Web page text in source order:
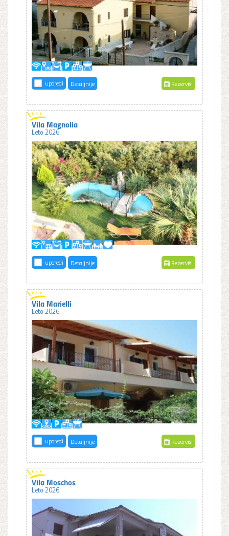
uporedi Detaljnije Rezerviši
Vila Magnolia
Leto 2026
uporedi Detaljnije Rezerviši
Vila Marielli
Leto 2026
uporedi Detaljnije Rezerviši
Vila Moschos
Leto 2026